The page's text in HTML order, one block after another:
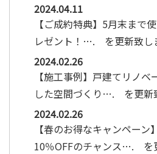
2024.04.11
【ご成約特典】5月末まで
レゼント！…. を更新致し
2024.02.26
【施工事例】戸建てリノ
した空間づくり…. を更新
2024.02.26
【春のお得なキャンペー
10％OFFのチャンス…. を